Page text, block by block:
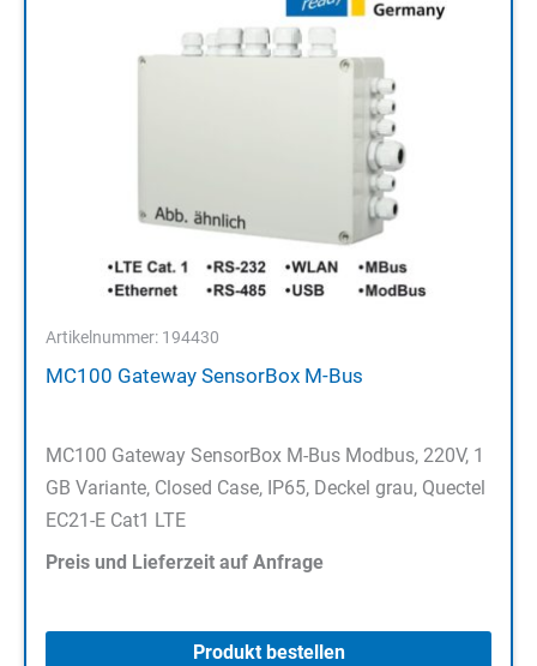
Artikelnummer: 194430
MC100 Gateway SensorBox M-Bus
MC100 Gateway SensorBox M-Bus Modbus, 220V, 1
GB Variante, Closed Case, IP65, Deckel grau, Quectel
EC21-E Cat1 LTE
Preis und Lieferzeit auf Anfrage
Produkt bestellen